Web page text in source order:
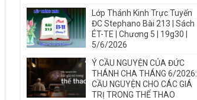
Lớp Thánh Kinh Trực Tuyến
ĐC Stephano Bài 213 | Sách
ÉT-TE | Chương 5 | 19g30 |
5/6/2026
Ý CẦU NGUYỆN CỦA ĐỨC
THÁNH CHA THÁNG 6/2026:
CẦU NGUYỆN CHO CÁC GIÁ
TRỊ TRONG THỂ THAO